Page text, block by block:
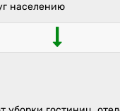
населению